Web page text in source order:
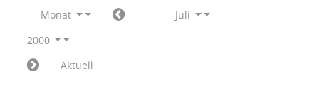
Monat
Juli
2000
Aktuell